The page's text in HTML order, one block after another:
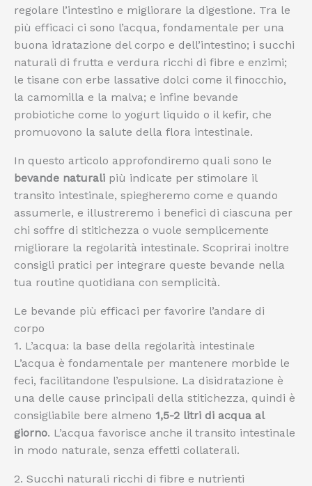
regolare l’intestino e migliorare la digestione. Tra le
più efficaci ci sono l’acqua, fondamentale per una
buona idratazione del corpo e dell’intestino; i succhi
naturali di frutta e verdura ricchi di fibre e enzimi;
le tisane con erbe lassative dolci come il finocchio,
la camomilla e la malva; e infine bevande
probiotiche come lo yogurt liquido o il kefir, che
promuovono la salute della flora intestinale.
In questo articolo approfondiremo quali sono le
bevande naturali più indicate per stimolare il
transito intestinale, spiegheremo come e quando
assumerle, e illustreremo i benefici di ciascuna per
chi soffre di stitichezza o vuole semplicemente
migliorare la regolarità intestinale. Scoprirai inoltre
consigli pratici per integrare queste bevande nella
tua routine quotidiana con semplicità.
Le bevande più efficaci per favorire l’andare di
corpo
1. L’acqua: la base della regolarità intestinale
L’acqua è fondamentale per mantenere morbide le
feci, facilitandone l’espulsione. La disidratazione è
una delle cause principali della stitichezza, quindi è
consigliabile bere almeno 1,5-2 litri di acqua al
giorno. L’acqua favorisce anche il transito intestinale
in modo naturale, senza effetti collaterali.
2. Succhi naturali ricchi di fibre e nutrienti